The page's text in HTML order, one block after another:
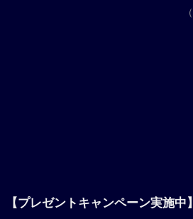
（
【プレゼントキャンペーン実施中】